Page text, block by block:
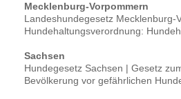
Mecklenburg-Vorpommern
Landeshundegesetz Mecklenburg-
Hundehaltungsverordnung:
Sachsen
Hundegesetz Sachsen | Gesetz
Bevölkerung vor gefährlichen